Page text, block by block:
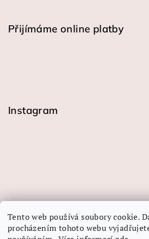
Tento web používá soubory cookie.
procházením tohoto webu
Přijímáme online platby
Instagram